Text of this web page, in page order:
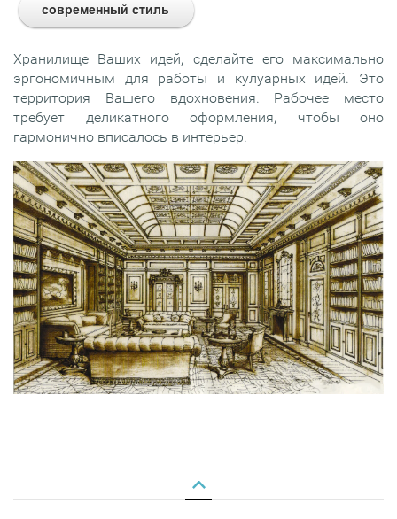
Хранилище Ваших идей, сделайте его максимально
эргономичным для работы и кулуарных идей. Это
территория Вашего вдохновения. Рабочее место
требует деликатного оформления, чтобы оно
гармонично вписалось в интерьер.